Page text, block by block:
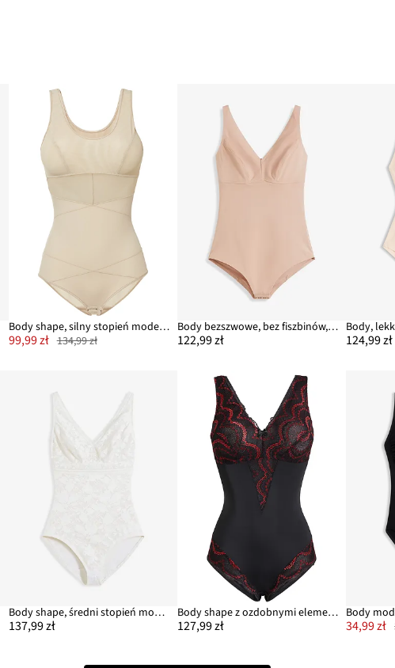
Body shape, silny stopień modelowania sylwetki
99,99 zł 134,99 zł
Body bezszwowe, bez fiszbinów, średni stopień modelowania sylwetki
122,99 zł 124,99 zł
Body shape, średni stopień modelowania sylwetki
137,99 zł
Body shape z ozdobnymi elementami, średni stopień modelowania sylwetki
127,99 zł 34,99 zł